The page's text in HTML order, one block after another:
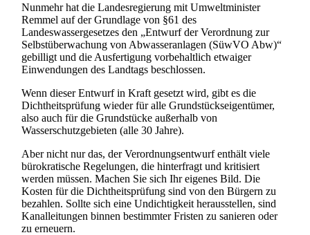
Nunmehr hat die Landesregierung mit Umweltminister
Remmel auf der Grundlage von §61 des
Landeswassergesetzes den „Entwurf der Verordnung zur
Selbstüberwachung von Abwasseranlagen (SüwVO Abw)“
gebilligt und die Ausfertigung vorbehaltlich etwaiger
Einwendungen des Landtags beschlossen.
Wenn dieser Entwurf in Kraft gesetzt wird, gibt es die
Dichtheitsprüfung wieder für alle Grundstückseigentümer,
also auch für die Grundstücke außerhalb von
Wasserschutzgebieten (alle 30 Jahre).
Aber nicht nur das, der Verordnungsentwurf enthält viele
bürokratische Regelungen, die hinterfragt und kritisiert
werden müssen. Machen Sie sich Ihr eigenes Bild. Die
Kosten für die Dichtheitsprüfung sind von den Bürgern zu
bezahlen. Sollte sich eine Undichtigkeit herausstellen, sind
Kanalleitungen binnen bestimmter Fristen zu sanieren oder
zu erneuern.